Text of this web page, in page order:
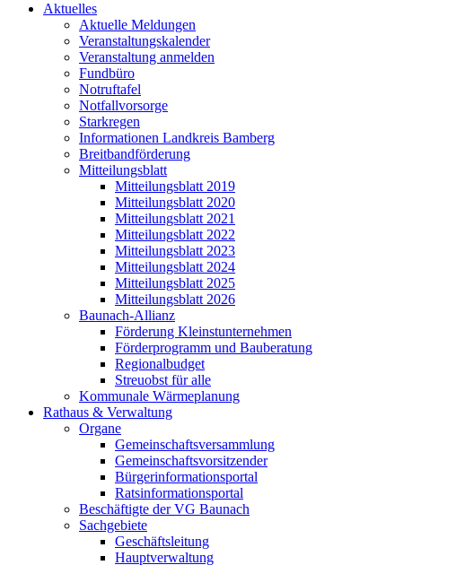
Aktuelles
Aktuelle Meldungen
Veranstaltungskalender
Veranstaltung anmelden
Fundbüro
Notruftafel
Notfallvorsorge
Starkregen
Informationen Landkreis Bamberg
Breitbandförderung
Mitteilungsblatt
Mitteilungsblatt 2019
Mitteilungsblatt 2020
Mitteilungsblatt 2021
Mitteilungsblatt 2022
Mitteilungsblatt 2023
Mitteilungsblatt 2024
Mitteilungsblatt 2025
Mitteilungsblatt 2026
Baunach-Allianz
Förderung Kleinstunternehmen
Förderprogramm und Bauberatung
Regionalbudget
Streuobst für alle
Kommunale Wärmeplanung
Rathaus & Verwaltung
Organe
Gemeinschaftsversammlung
Gemeinschaftsvorsitzender
Bürgerinformationsportal
Ratsinformationsportal
Beschäftigte der VG Baunach
Sachgebiete
Geschäftsleitung
Hauptverwaltung